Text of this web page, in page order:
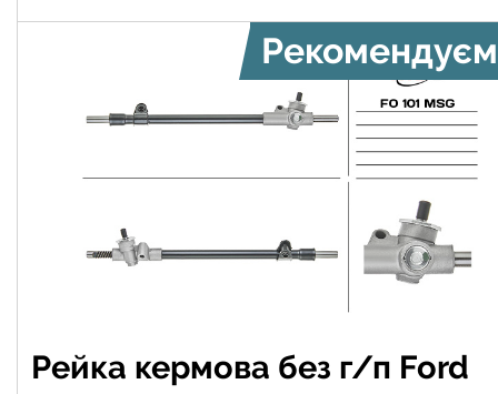
Рейка кермова без г/п Ford